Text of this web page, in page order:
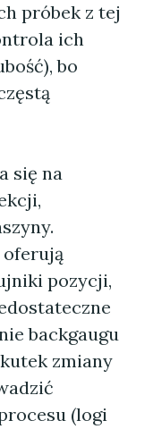
próbek z tej
ich
bo
się na
oferują
pozycji,
backgaugu
zmiany
(logi